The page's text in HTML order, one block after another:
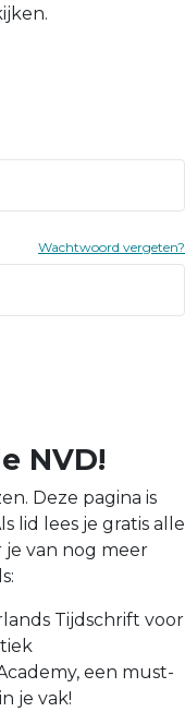
Wachtwoord vergeten?
NVD!
Deze pagina is
lid lees je gratis alle
je van nog meer
Tijdschrift voor
een must-
je vak!